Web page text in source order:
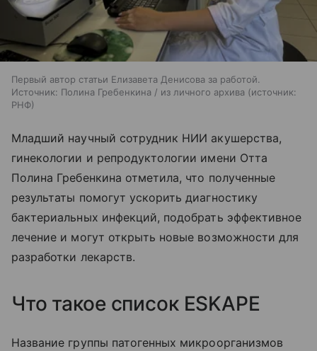
Первый автор статьи Елизавета Денисова за работой.
Источник: Полина Гребенкина / из личного архива
источник:
РНФ
Младший научный сотрудник НИИ акушерства,
гинекологии и репродуктологии имени Отта
Полина Гребенкина отметила, что полученные
результаты помогут ускорить диагностику
бактериальных инфекций, подобрать эффективное
лечение и могут открыть новые возможности для
разработки лекарств.
Что такое список ESKAPE
Название группы патогенных микроорганизмов